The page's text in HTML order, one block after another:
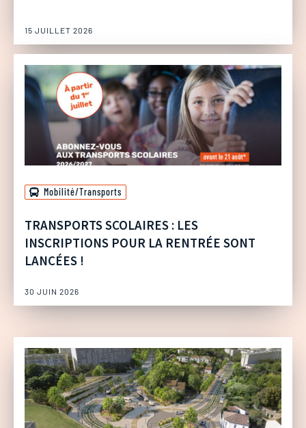
15 JUILLET 2026
Mobilité/Transports
TRANSPORTS SCOLAIRES : LES
INSCRIPTIONS POUR LA RENTRÉE SONT
LANCÉES !
30 JUIN 2026